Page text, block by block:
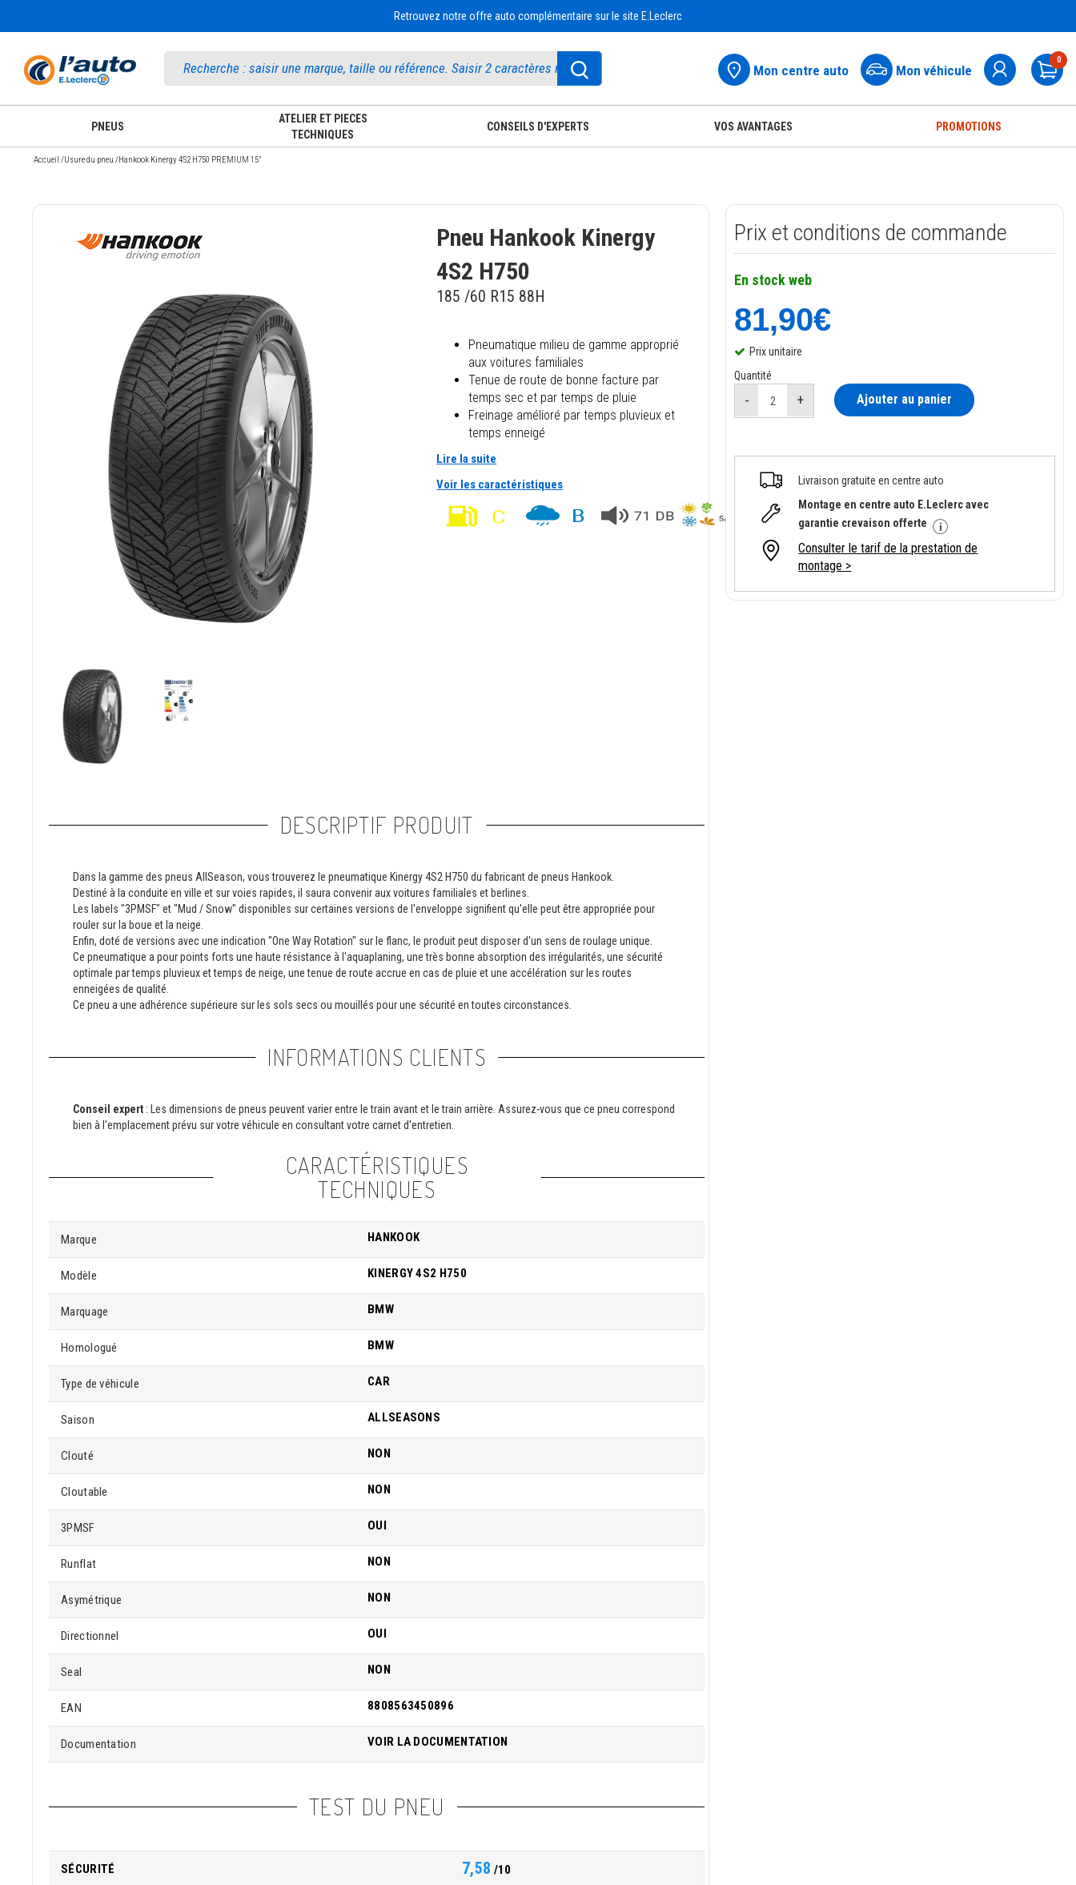
Retrouvez notre offre auto complémentaire sur le site E.Leclerc
Mon centre auto Mon véhicule
0
PNEUS
ATELIER ET PIECES
TECHNIQUES
CONSEILS D'EXPERTS VOS AVANTAGES PROMOTIONS
Accueil /Usure du pneu /Hankook Kinergy 4S2 H750 PREMIUM 15"
Pneu Hankook Kinergy
4S2 H750
185 /60 R15 88H
Pneumatique milieu de gamme approprié
aux voitures familiales
Tenue de route de bonne facture par
temps sec et par temps de pluie
Freinage amélioré par temps pluvieux et
temps enneigé
Lire la suite
Voir les caractéristiques
DESCRIPTIF PRODUIT
Dans la gamme des pneus AllSeason, vous trouverez le pneumatique Kinergy 4S2 H750 du fabricant de pneus Hankook.
Destiné à la conduite en ville et sur voies rapides, il saura convenir aux voitures familiales et berlines.
Les labels "3PMSF" et "Mud / Snow" disponibles sur certaines versions de l'enveloppe signifient qu'elle peut être appropriée pour
rouler sur la boue et la neige.
Enfin, doté de versions avec une indication "One Way Rotation" sur le flanc, le produit peut disposer d'un sens de roulage unique.
Ce pneumatique a pour points forts une haute résistance à l'aquaplaning, une très bonne absorption des irrégularités, une sécurité
optimale par temps pluvieux et temps de neige, une tenue de route accrue en cas de pluie et une accélération sur les routes
enneigées de qualité.
Ce pneu a une adhérence supérieure sur les sols secs ou mouillés pour une sécurité en toutes circonstances.
INFORMATIONS CLIENTS
Conseil expert : Les dimensions de pneus peuvent varier entre le train avant et le train arrière. Assurez-vous que ce pneu correspond
bien à l'emplacement prévu sur votre véhicule en consultant votre carnet d'entretien.
CARACTÉRISTIQUES
TECHNIQUES
Marque HANKOOK
Modèle KINERGY 4S2 H750
Marquage BMW
Homologué BMW
Type de véhicule CAR
Saison ALLSEASONS
Clouté NON
Cloutable NON
3PMSF OUI
Runflat NON
Asymétrique NON
Directionnel OUI
Seal NON
EAN 8808563450896
Documentation VOIR LA DOCUMENTATION
TEST DU PNEU
SÉCURITÉ 7,58 /10
Prix et conditions de commande
En stock web
81,90€
Prix unitaire
Quantité
Ajouter au panier
Livraison gratuite en centre auto
Montage en centre auto E.Leclerc avec
garantie crevaison offerte
Consulter le tarif de la prestation de
montage >